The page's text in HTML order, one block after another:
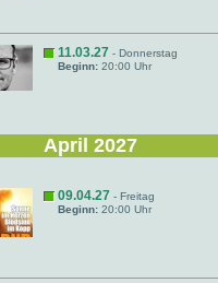
11.03.27 - Donnerstag
Beginn: 20:00 Uhr
April 2027
09.04.27 - Freitag
Beginn: 20:00 Uhr